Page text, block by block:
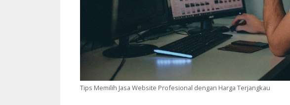
Tips Memilih Jasa Website Profesional dengan Harga Terjangkau